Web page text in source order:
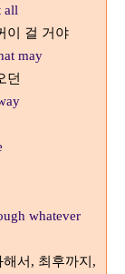
all
이 걸 거야
may
던
whatever
서, 최후까지,